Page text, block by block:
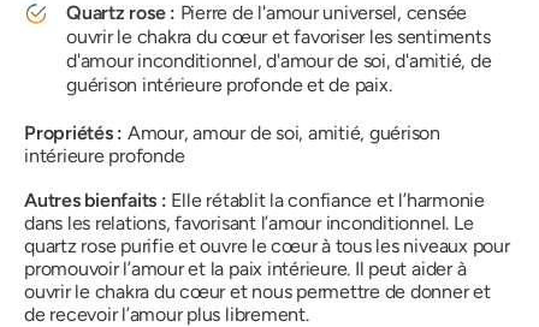
Quartz rose : Pierre de l'amour universel, censée
ouvrir le chakra du cœur et favoriser les sentiments
d'amour inconditionnel, d'amour de soi, d'amitié, de
guérison intérieure profonde et de paix.
Propriétés : Amour, amour de soi, amitié, guérison
intérieure profonde
Autres bienfaits : Elle rétablit la confiance et l’harmonie
dans les relations, favorisant l’amour inconditionnel. Le
quartz rose purifie et ouvre le cœur à tous les niveaux pour
promouvoir l’amour et la paix intérieure. Il peut aider à
ouvrir le chakra du cœur et nous permettre de donner et
de recevoir l’amour plus librement.